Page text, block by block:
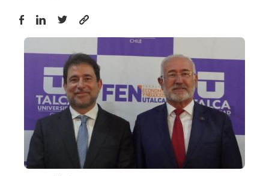
https://fen.utalca.cl/80-
utalca-
participaron-
nueva-
gira-
de-
estudios-